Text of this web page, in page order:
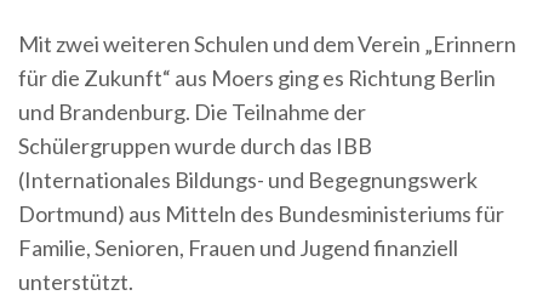
Mit zwei weiteren Schulen und dem Verein „Erinnern
für die Zukunft“ aus Moers ging es Richtung Berlin
und Brandenburg. Die Teilnahme der
Schülergruppen wurde durch das IBB
(Internationales Bildungs- und Begegnungswerk
Dortmund) aus Mitteln des Bundesministeriums für
Familie, Senioren, Frauen und Jugend finanziell
unterstützt.